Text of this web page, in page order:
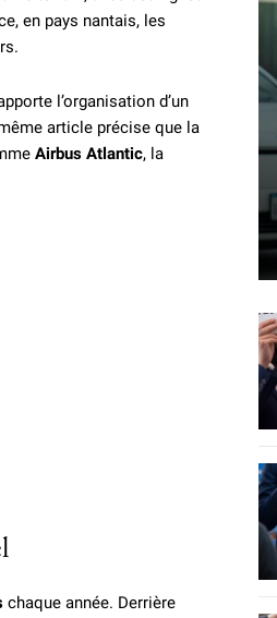
en pays nantais, les
l’organisation d’un
article précise que la
Airbus Atlantic, la
chaque année. Derrière